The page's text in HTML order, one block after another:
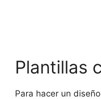
Plantillas
Para hacer un